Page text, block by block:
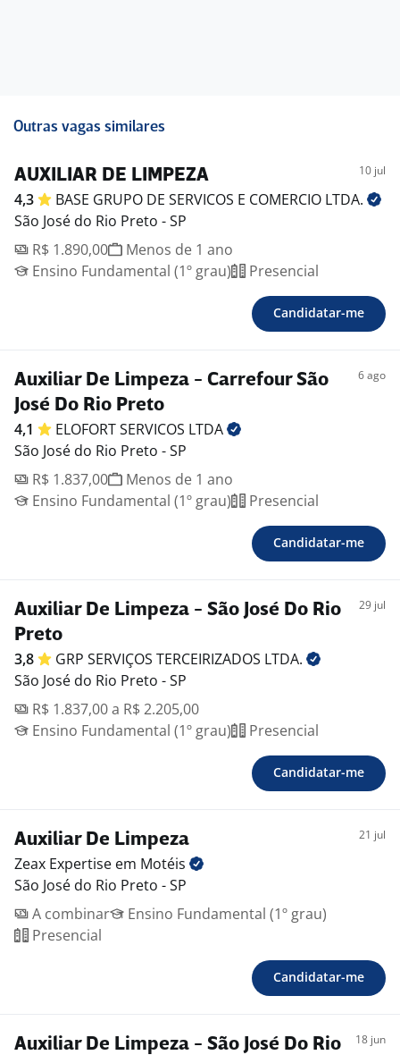
Outras vagas similares
AUXILIAR DE LIMPEZA 10 jul
4,3 BASE GRUPO DE SERVICOS E COMERCIO LTDA.
São José do Rio Preto - SP
R$ 1.890,00
Menos de 1 ano
Ensino Fundamental (1º grau)
Presencial
Candidatar-me
Auxiliar De Limpeza - Carrefour São
José Do Rio Preto
6 ago
4,1 ELOFORT SERVICOS LTDA
São José do Rio Preto - SP
R$ 1.837,00
Menos de 1 ano
Ensino Fundamental (1º grau)
Presencial
Candidatar-me
Auxiliar De Limpeza - São José Do Rio
Preto
29 jul
3,8 GRP SERVIÇOS TERCEIRIZADOS LTDA.
São José do Rio Preto - SP
R$ 1.837,00 a R$ 2.205,00
Ensino Fundamental (1º grau)
Presencial
Candidatar-me
Auxiliar De Limpeza 21 jul
Zeax Expertise em Motéis
São José do Rio Preto - SP
A combinar
Ensino Fundamental (1º grau)
Presencial
Candidatar-me
Auxiliar De Limpeza - São José Do Rio
18 jun